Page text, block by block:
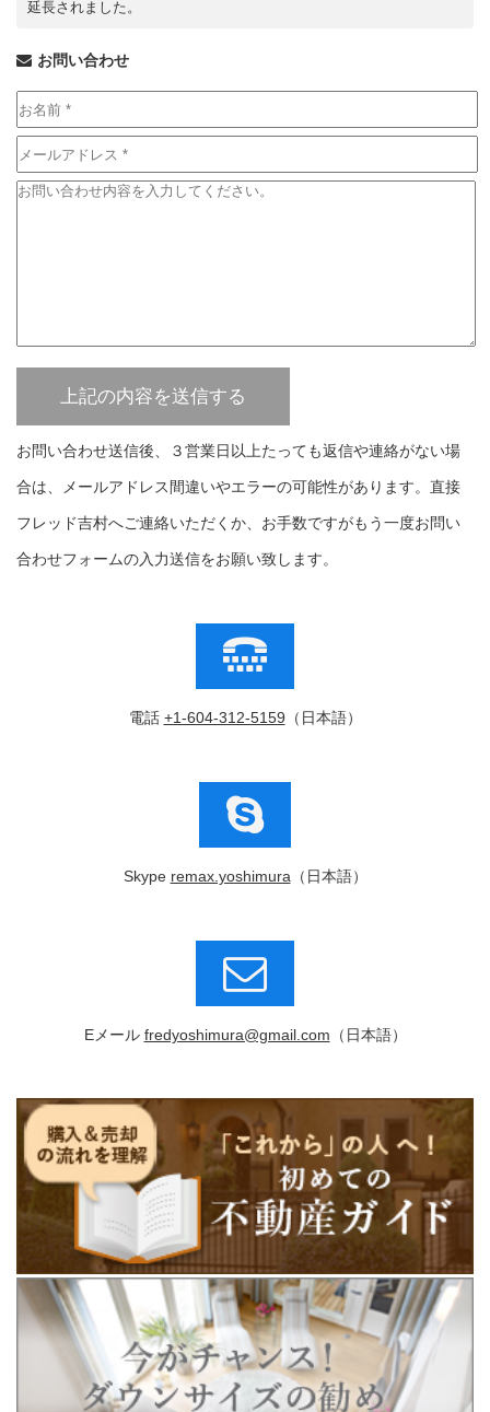
延長されました。
お問い合わせ
お問い合わせ送信後、３営業日以上たっても返信や連絡がない場
合は、メールアドレス間違いやエラーの可能性があります。直接
フレッド吉村へご連絡いただくか、お手数ですがもう一度お問い
合わせフォームの入力送信をお願い致します。
電話 +1-604-312-5159 （日本語）
Skype remax.yoshimura （日本語）
Eメール fredyoshimura@gmail.com （日本語）